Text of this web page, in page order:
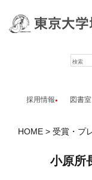
採用情報 図書室
HOME 受賞・プ
小原所